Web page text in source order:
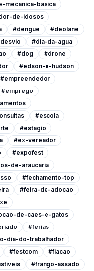
mecanica-basica
de-idosos
#dengue
#deolane
#dia-da-agua
#dog
#drone
#edson-e-hudson
#empreendedor
#emprego
#escola
#estagio
#ex-vereador
#expofest
de-araucaria
#fechamento-top
#feira-de-adocao
de-caes-e-gatos
#ferias
dia-do-trabalhador
#festcom
#fiacao
#frango-assado